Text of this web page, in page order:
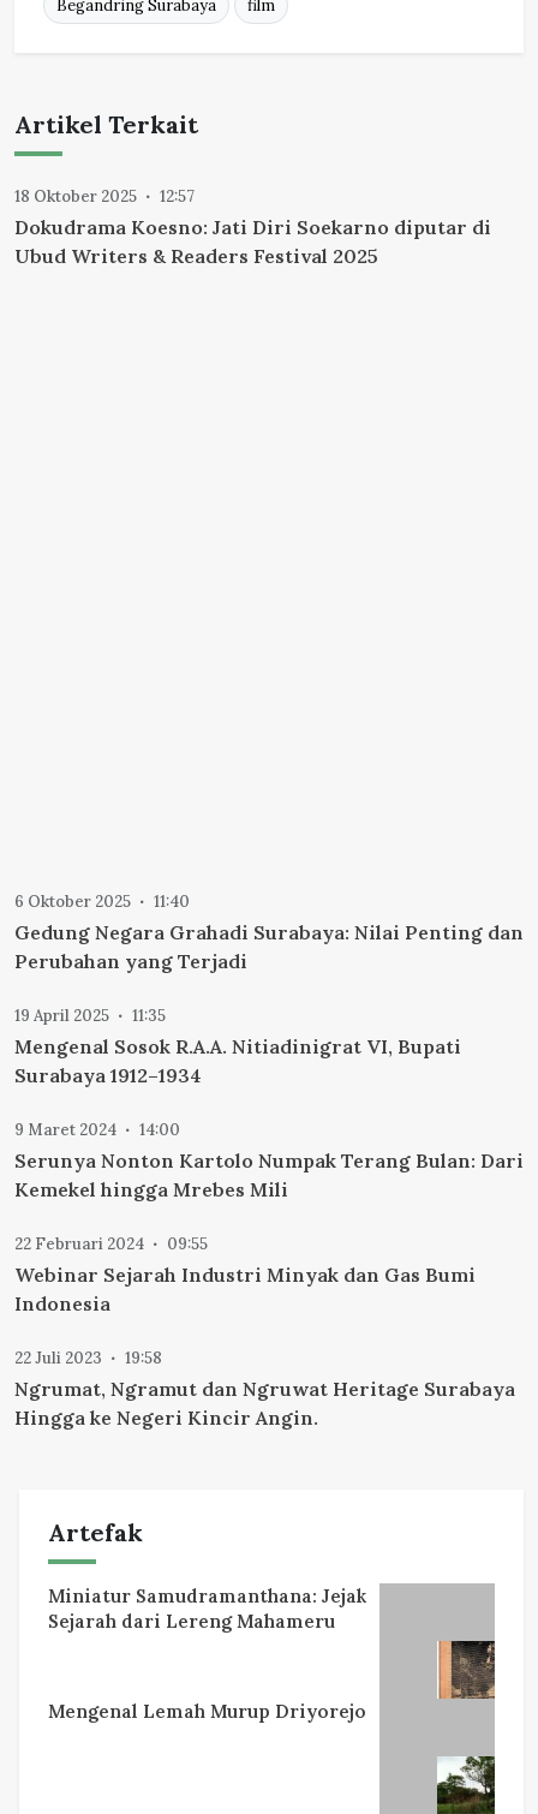
Begandring Surabaya film
Artikel Terkait
18 Oktober 2025 12:57
Dokudrama Koesno: Jati Diri Soekarno diputar di
Ubud Writers & Readers Festival 2025
6 Oktober 2025 11:40
Gedung Negara Grahadi Surabaya: Nilai Penting dan
Perubahan yang Terjadi
19 April 2025 11:35
Mengenal Sosok R.A.A. Nitiadinigrat VI, Bupati
Surabaya 1912–1934
9 Maret 2024 14:00
Serunya Nonton Kartolo Numpak Terang Bulan: Dari
Kemekel hingga Mrebes Mili
22 Februari 2024 09:55
Webinar Sejarah Industri Minyak dan Gas Bumi
Indonesia
22 Juli 2023 19:58
Ngrumat, Ngramut dan Ngruwat Heritage Surabaya
Hingga ke Negeri Kincir Angin.
Artefak
Miniatur Samudramanthana: Jejak
Sejarah dari Lereng Mahameru
Mengenal Lemah Murup Driyorejo